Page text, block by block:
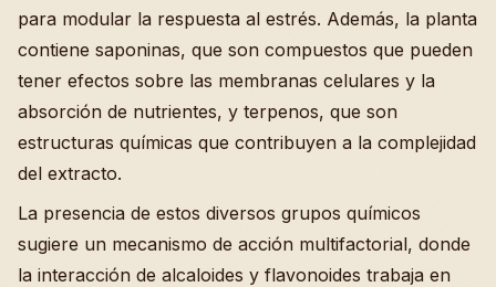
para modular la respuesta al estrés. Además, la planta
contiene saponinas, que son compuestos que pueden
tener efectos sobre las membranas celulares y la
absorción de nutrientes, y terpenos, que son
estructuras químicas que contribuyen a la complejidad
del extracto.
La presencia de estos diversos grupos químicos
sugiere un mecanismo de acción multifactorial, donde
la interacción de alcaloides y flavonoides trabaja en